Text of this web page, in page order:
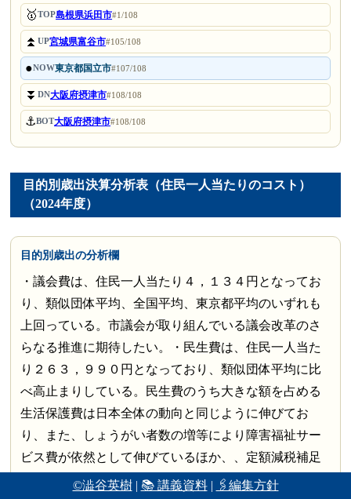
©澁谷英樹| 📚 講義資料| 🖇編集方針
🥇TOP島根県浜田市#1/108
⏫UP宮城県富谷市#105/108
●NOW東京都国立市#107/108
⏬DN大阪府摂津市#108/108
⚓BOT大阪府摂津市#108/108
目的別歳出決算分析表（住民一人当たりのコスト）
（2024年度）
目的別歳出の分析欄
・議会費は、住民一人当たり４，１３４円となってお
り、類似団体平均、全国平均、東京都平均のいずれも
上回っている。市議会が取り組んでいる議会改革のさ
らなる推進に期待したい。・民生費は、住民一人当た
り２６３，９９０円となっており、類似団体平均に比
べ高止まりしている。民生費のうち大きな額を占める
生活保護費は日本全体の動向と同じように伸びてお
り、また、しょうがい者数の増等により障害福祉サー
ビス費が依然として伸びているほか、、定額減税補足
給付金や国立駅南口子育ち・子育て応援テラス建設工